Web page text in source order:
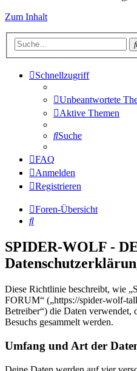
Zum Inhalt
Schnellzugriff
Unbeantwortete
Aktive Themen
Suche
FAQ
Anmelden
Registrieren
Foren-Übersicht
Suche
SPIDER-WOLF -
Diese Richtlinie beschreibt, wie
FORUM“ („https://spider-wolf-
Betreiber“) die Daten verwendet,
Besuchs gesammelt werden.
Umfang und Art der